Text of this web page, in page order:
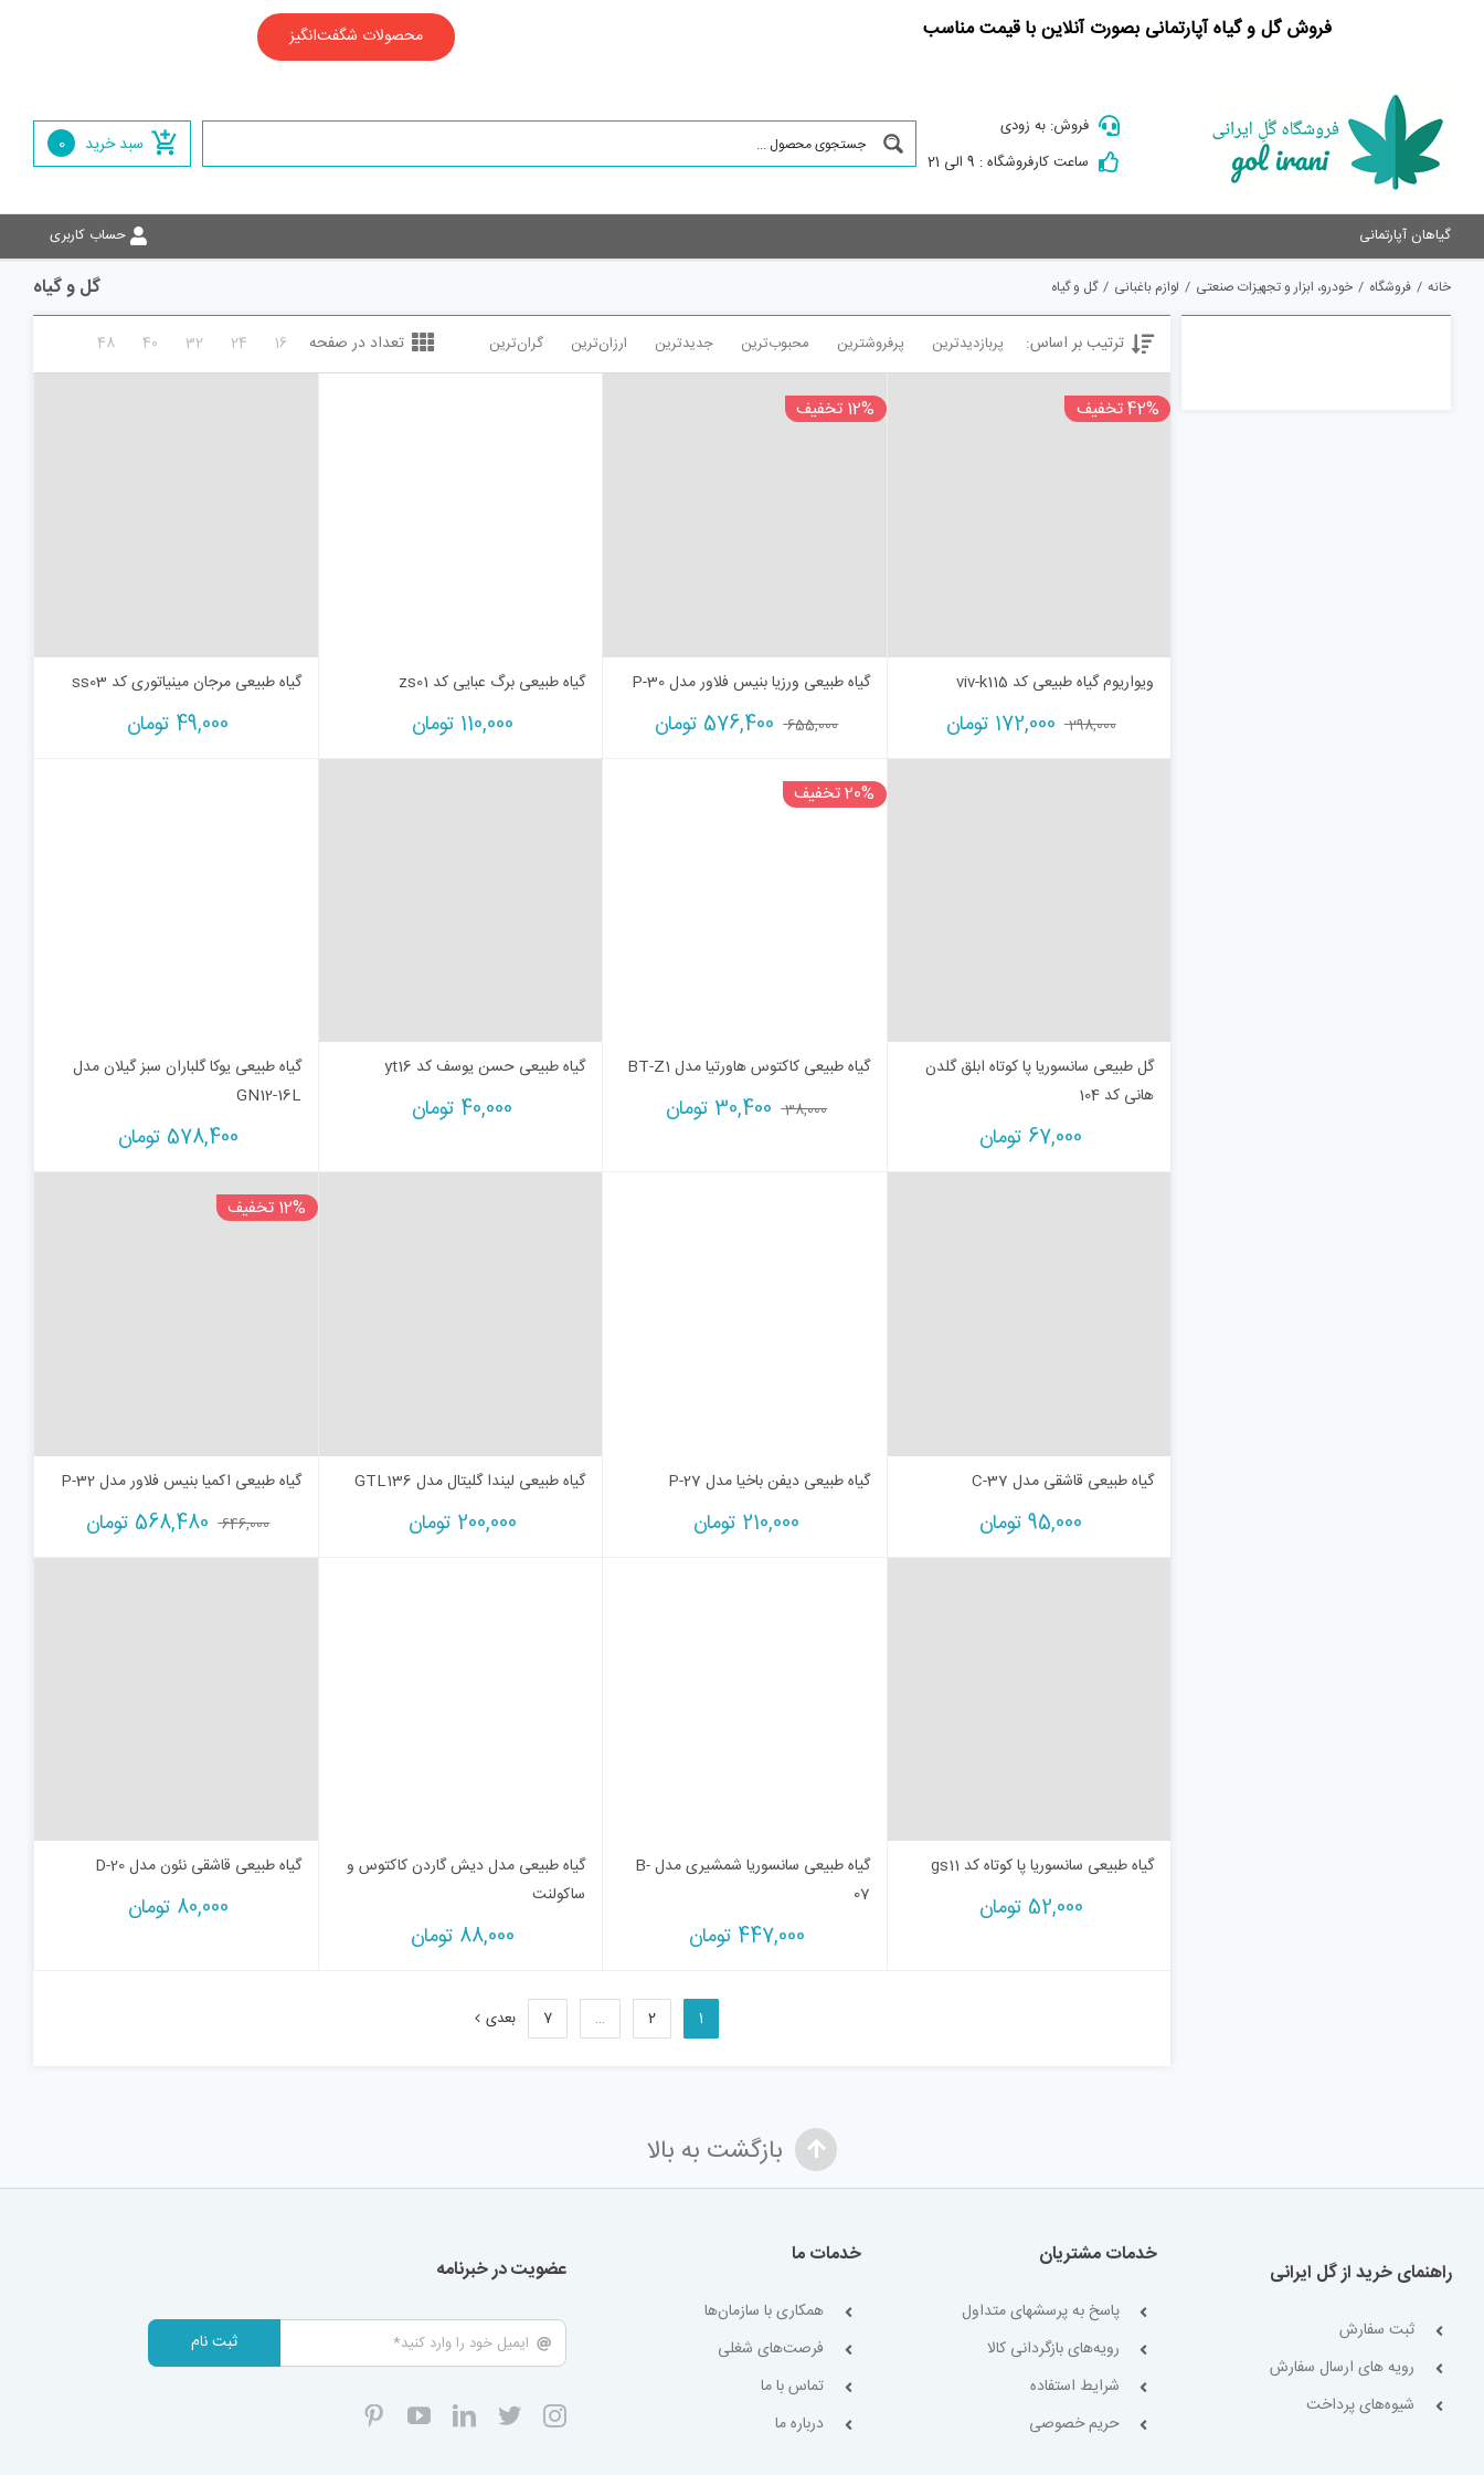
فروش گل و گیاه آپارتمانی بصورت آنلاین با قیمت مناسب محصولات شگفت‌انگیز
فروش: به زودی
ساعت کارفروشگاه : 9 الی 21
سبد خرید 0
گیاهان آپارتمانی حساب کاربری
گل و گیاه خانه / فروشگاه / خودرو، ابزار و تجهیزات صنعتی / لوازم باغبانی / گل و گیاه
ترتیب بر اساس: پربازدیدترین پرفروشترین محبوب‌ترین جدیدترین ارزان‌ترین گران‌ترین تعداد در صفحه 16
24
32
40
48
42% تخفیف
ویواریوم گیاه طبیعی کد viv-k115
298,000
172,000 تومان
12% تخفیف
گیاه طبیعی ورزیا بنیس فلاور مدل P-30
655,000
576,400 تومان
گیاه طبیعی برگ عبایی کد zs01
110,000 تومان
گیاه طبیعی مرجان مینیاتوری کد ss03
49,000 تومان
گل طبیعی سانسوریا پا کوتاه ابلق گلدن
هانی کد 104
67,000 تومان
20% تخفیف
گیاه طبیعی کاکتوس هاورتیا مدل BT-Z1
38,000
30,400 تومان
گیاه طبیعی حسن یوسف کد yt16
40,000 تومان
گیاه طبیعی یوکا گلباران سبز گیلان مدل
GN12-16L
578,400 تومان
گیاه طبیعی قاشقی مدل C-37
95,000 تومان
گیاه طبیعی دیفن باخیا مدل P-27
210,000 تومان
گیاه طبیعی لیندا گلیتال مدل GTL136
200,000 تومان
12% تخفیف
گیاه طبیعی اکمیا بنیس فلاور مدل P-32
646,000
568,480 تومان
گیاه طبیعی سانسوریا پا کوتاه کد gs11
52,000 تومان
گیاه طبیعی سانسوریا شمشیری مدل B-
07
447,000 تومان
گیاه طبیعی مدل دیش گاردن کاکتوس و
ساکولنت
88,000 تومان
گیاه طبیعی قاشقی نئون مدل D-20
80,000 تومان
1
2
…
7 بعدی
بازگشت به بالا
راهنمای خرید از گل ایرانی
ثبت سفارش
رویه های ارسال سفارش
شیوه‌های پرداخت
خدمات مشتریان
پاسخ به پرسشهای متداول
رویه‌های بازگردانی کالا
شرایط استفاده
حریم خصوصی
خدمات ما
همکاری با سازمان‌ها
فرصت‌های شغلی
تماس با ما
درباره ما
عضویت در خبرنامه
ثبت نام